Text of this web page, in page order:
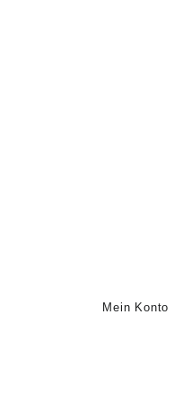
Mein Konto